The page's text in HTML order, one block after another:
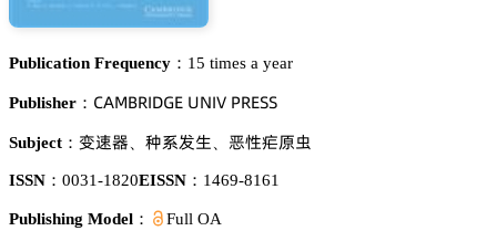
Publication Frequency： 15 times a year
Publisher： 。嵻胦愨葤喊枀佥乊 侶沟喊妯 鵝葤乊偌偌
Subject： 珋嚔裱 舓忚䖵璗 帊焬諦峑㜟
ISSN： 0031-1820EISSN： 1469-8161
Publishing Model： Full OA